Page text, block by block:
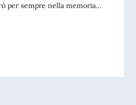
per sempre nella memoria...
VPdC/On. Ministro Antonio Tajani in